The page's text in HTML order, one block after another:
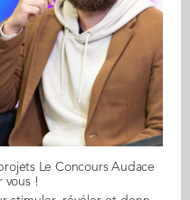
Le Concours Audace
vous !